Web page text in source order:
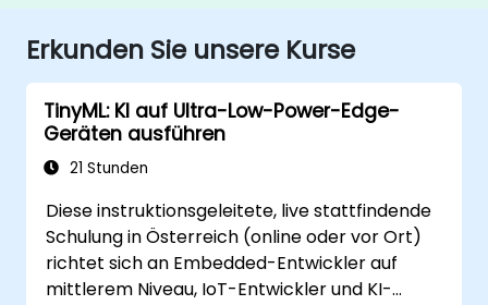
Erkunden Sie unsere Kurse
TinyML: KI auf Ultra-Low-Power-Edge-
Geräten ausführen
21 Stunden
Diese instruktionsgeleitete, live stattfindende
Schulung in Österreich (online oder vor Ort)
richtet sich an Embedded-Entwickler auf
mittlerem Niveau, IoT-Entwickler und KI-